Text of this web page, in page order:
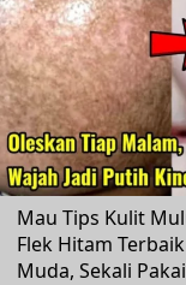
Mau Tips Kulit
Flek Hitam
Muda, Sekali